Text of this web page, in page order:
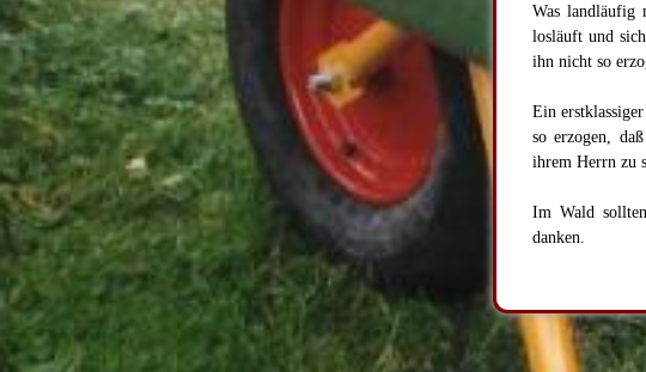
Was landläufig
losläuft und
ihn nicht so
Ein
so erzogen,
ihrem Herrn zu
Im Wald
danken.